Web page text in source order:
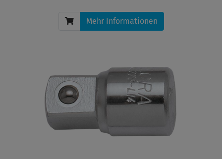
Mehr Informationen